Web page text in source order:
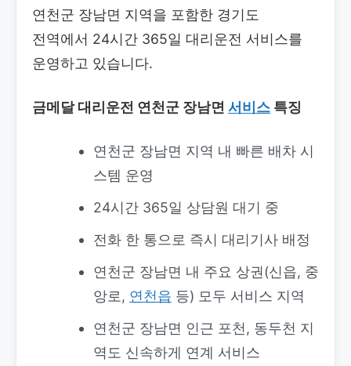
연천군 장남면 지역을 포함한 경기도
전역에서 24시간 365일 대리운전 서비스를
운영하고 있습니다.
금메달 대리운전 연천군 장남면 서비스 특징
연천군 장남면 지역 내 빠른 배차 시
스템 운영
24시간 365일 상담원 대기 중
전화 한 통으로 즉시 대리기사 배정
연천군 장남면 내 주요 상권(신읍, 중
앙로, 연천읍 등) 모두 서비스 지역
연천군 장남면 인근 포천, 동두천 지
역도 신속하게 연계 서비스